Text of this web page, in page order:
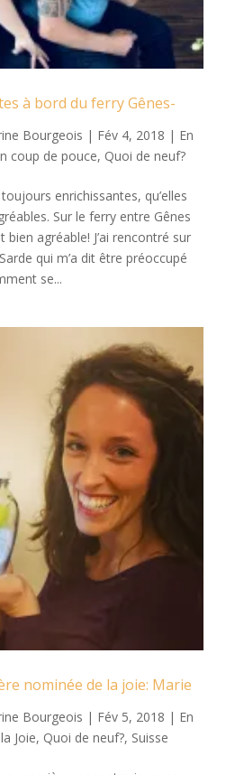
à bord du ferry Gênes-
Bourgeois | Fév 4, 2018 | En
coup de pouce, Quoi de neuf?
enrichissantes, qu’elles
Sur le ferry entre Gênes
bien agréable! J’ai rencontré sur
qui m’a dit être préoccupé
se...
nominée de la joie: Marie
Bourgeois | Fév 5, 2018 | En
Joie, Quoi de neuf?, Suisse